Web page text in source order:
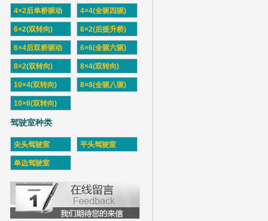
4×2后单桥驱动 4×4(全驱四驱)
6×2(双转向) 6×2(后提升桥)
6×4后双桥驱动 6×6(全驱六驱)
8×2(双转向) 8×4(双转向)
10×4(双转向) 8×8(全驱八驱)
10×6(双转向)
驾驶室种类
尖头驾驶室 平头驾驶室
单边驾驶室